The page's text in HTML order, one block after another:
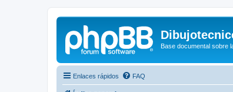
Base documental sobre
Enlaces rápidos FAQ